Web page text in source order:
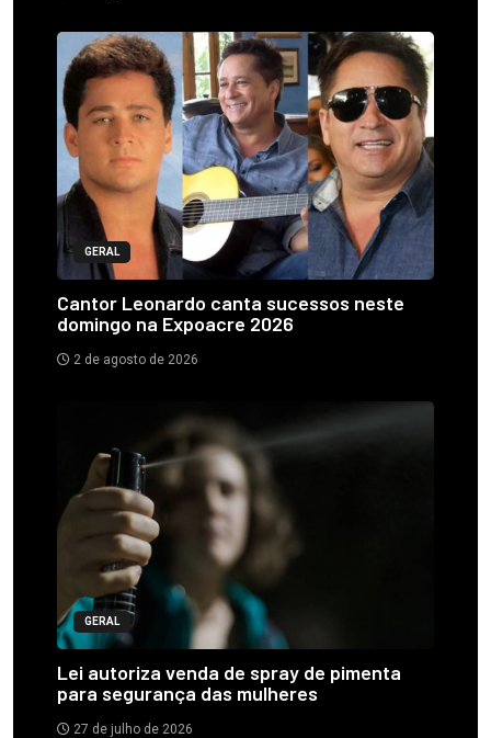
GERAL
Cantor Leonardo canta sucessos neste
domingo na Expoacre 2026
2 de agosto de 2026
GERAL
Lei autoriza venda de spray de pimenta
para segurança das mulheres
27 de julho de 2026